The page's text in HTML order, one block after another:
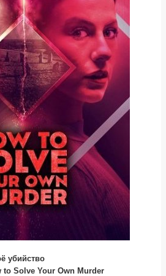
убийство
to Solve Your Own Murder